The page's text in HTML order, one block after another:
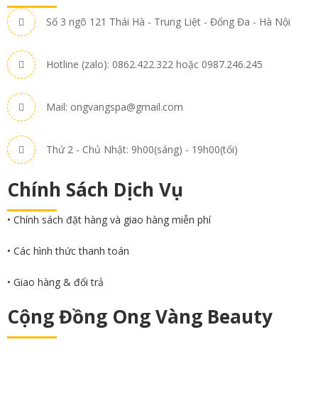
Số 3 ngõ 121 Thái Hà - Trung Liệt - Đống Đa - Hà Nội
Hotline (zalo): 0862.422.322 hoặc 0987.246.245
Mail: ongvangspa@gmail.com
Thứ 2 - Chủ Nhật: 9h00(sáng) - 19h00(tối)
Chính Sách Dịch Vụ
• Chính sách đặt hàng và giao hàng miễn phí
• Các hình thức thanh toán
• Giao hàng & đổi trả
Cộng Đồng Ong Vàng Beauty